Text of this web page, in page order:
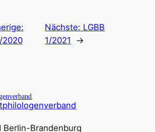
2020
Nächste: LGBB
1/2021
→
Berlin-Brandenburg